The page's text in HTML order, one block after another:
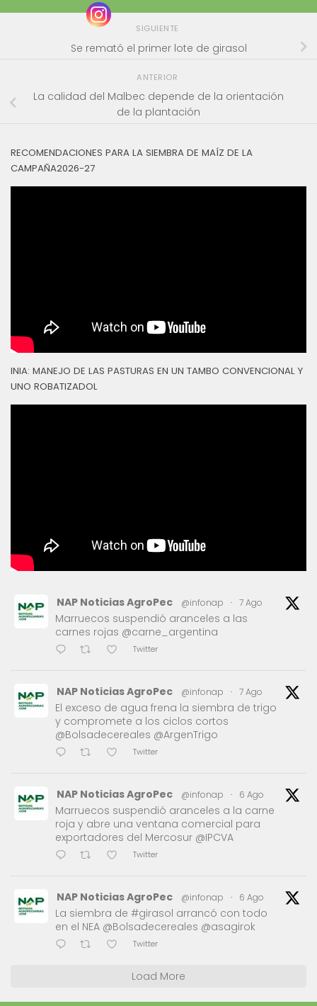
SIGUIENTE
Se remató el primer lote de girasol
ANTERIOR
La calidad del Malbec depende de la orientación
de la plantación
RECOMENDACIONES PARA LA SIEMBRA DE MAÍZ DE LA
CAMPAÑA2026-27
INIA: MANEJO DE LAS PASTURAS EN UN TAMBO CONVENCIONAL Y
UNO ROBATIZADOL
NAP Noticias AgroPec @infonap · 7 Ago
Marruecos suspendió aranceles a las
carnes rojas @carne_argentina
Twitter
NAP Noticias AgroPec @infonap · 7 Ago
El exceso de agua frena la siembra de trigo
y compromete a los ciclos cortos
@Bolsadecereales @ArgenTrigo
Twitter
NAP Noticias AgroPec @infonap · 6 Ago
Marruecos suspendió aranceles a la carne
roja y abre una ventana comercial para
exportadores del Mercosur @IPCVA
Twitter
NAP Noticias AgroPec @infonap · 6 Ago
La siembra de #girasol arrancó con todo
en el NEA @Bolsadecereales @asagirok
Twitter
Load More